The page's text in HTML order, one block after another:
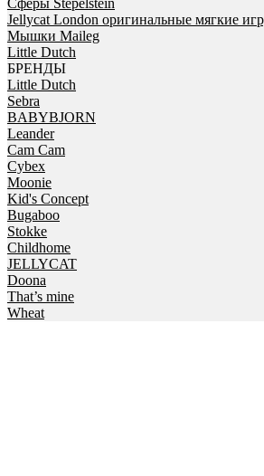
Сферы Stepelstein
Jellycat London оригинальные мягкие
Мышки Maileg
Little Dutch
БРЕНДЫ
Little Dutch
Sebra
BABYBJORN
Leander
Cam Cam
Cybex
Moonie
Kid's Concept
Bugaboo
Stokke
Childhome
JELLYCAT
Doona
That’s mine
Wheat